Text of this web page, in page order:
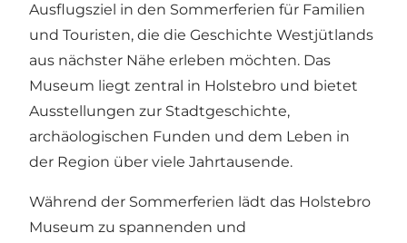
Ausflugsziel in den Sommerferien für Familien
und Touristen, die die Geschichte Westjütlands
aus nächster Nähe erleben möchten. Das
Museum liegt zentral in Holstebro und bietet
Ausstellungen zur Stadtgeschichte,
archäologischen Funden und dem Leben in
der Region über viele Jahrtausende.
Während der Sommerferien lädt das Holstebro
Museum zu spannenden und